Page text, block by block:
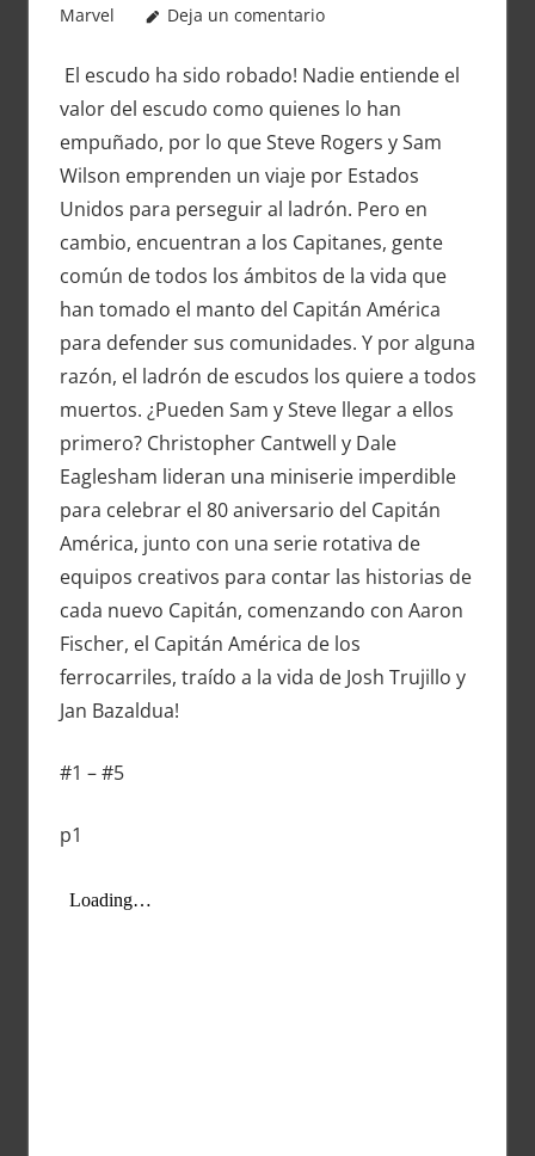
Marvel
Deja un comentario
El escudo ha sido robado! Nadie entiende el
valor del escudo como quienes lo han
empuñado, por lo que Steve Rogers y Sam
Wilson emprenden un viaje por Estados
Unidos para perseguir al ladrón. Pero en
cambio, encuentran a los Capitanes, gente
común de todos los ámbitos de la vida que
han tomado el manto del Capitán América
para defender sus comunidades. Y por alguna
razón, el ladrón de escudos los quiere a todos
muertos. ¿Pueden Sam y Steve llegar a ellos
primero? Christopher Cantwell y Dale
Eaglesham lideran una miniserie imperdible
para celebrar el 80 aniversario del Capitán
América, junto con una serie rotativa de
equipos creativos para contar las historias de
cada nuevo Capitán, comenzando con Aaron
Fischer, el Capitán América de los
ferrocarriles, traído a la vida de Josh Trujillo y
Jan Bazaldua!
#1 – #5
p1